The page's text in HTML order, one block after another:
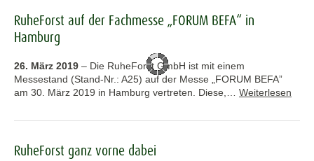
RuheForst auf der Fachmesse „FORUM BEFA“ in
Hamburg
26. März 2019 – Die RuheForst GmbH ist mit einem
Messestand (Stand-Nr.: A25) auf der Messe „FORUM BEFA”
am 30. März 2019 in Hamburg vertreten. Diese,… Weiterlesen
RuheForst ganz vorne dabei